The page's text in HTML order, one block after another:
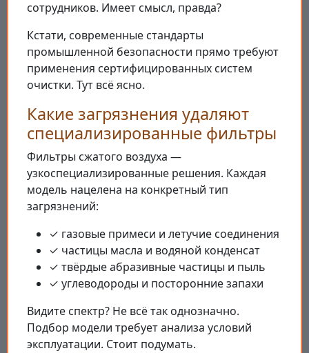
сотрудников. Имеет смысл, правда?
Кстати, современные стандарты
промышленной безопасности прямо требуют
применения сертифицированных систем
очистки. Тут всё ясно.
Какие загрязнения удаляют
специализированные фильтры
Фильтры сжатого воздуха —
узкоспециализированные решения. Каждая
модель нацелена на конкретный тип
загрязнений:
✓ газовые примеси и летучие соединения
✓ частицы масла и водяной конденсат
✓ твёрдые абразивные частицы и пыль
✓ углеводороды и посторонние запахи
Видите спектр? Не всё так однозначно.
Подбор модели требует анализа условий
эксплуатации. Стоит подумать.